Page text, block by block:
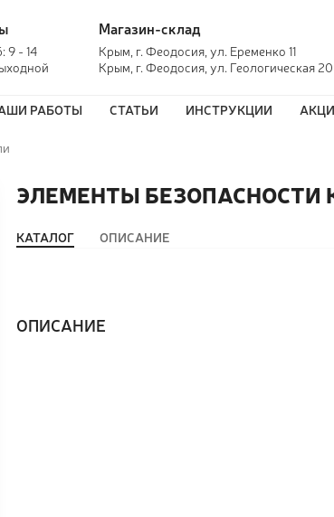
9 - 14
Магазин-склад
Крым, г. Феодосия, ул. Еременко 11
Крым, г. Феодосия, ул. Геологическая 20
РАБОТЫ СТАТЬИ ИНСТРУКЦИИ
ЭЛЕМЕНТЫ БЕЗОПАСНОСТИ
КАТАЛОГ ОПИСАНИЕ
ОПИСАНИЕ